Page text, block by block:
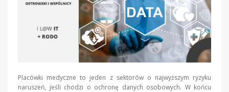
Placówki medyczne to jeden z sektorów o najwyższym ryzyku
naruszeń, jeśli chodzi o ochronę danych osobowych. W końcu